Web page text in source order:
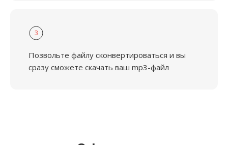
3
Позвольте файлу сконвертироваться и вы
сразу сможете скачать ваш mp3-файл